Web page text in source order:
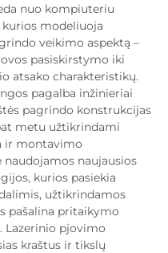
nuo kompiuteriu
modeliuoja
veikimo aspektą –
pasiskirstymo iki
atsako charakteristikų.
pagalba inžinieriai
pagrindo konstrukcijas
metu užtikrindami
ir montavimo
naudojamos naujausios
kurios pasiekia
užtikrindamos
pašalina pritaikymo
Lazerinio pjovimo
kraštus ir tikslų